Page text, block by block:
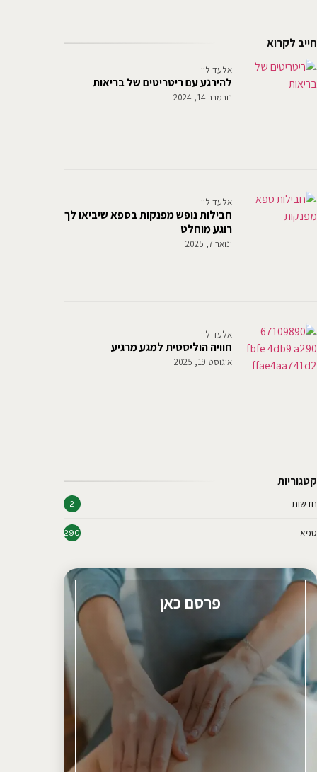
חייב לקרוא
להירגע עם ריטריטים של בריאות
אלעד לוי
נובמבר 14, 2024
חבילות נופש מפנקות בספא שיביאו לך
רוגע מוחלט
אלעד לוי
ינואר 7, 2025
חוויה הוליסטית למגע מרגיע
אלעד לוי
אוגוסט 19, 2025
קטגוריות
חדשות 2
ספא 290
פרסם כאן